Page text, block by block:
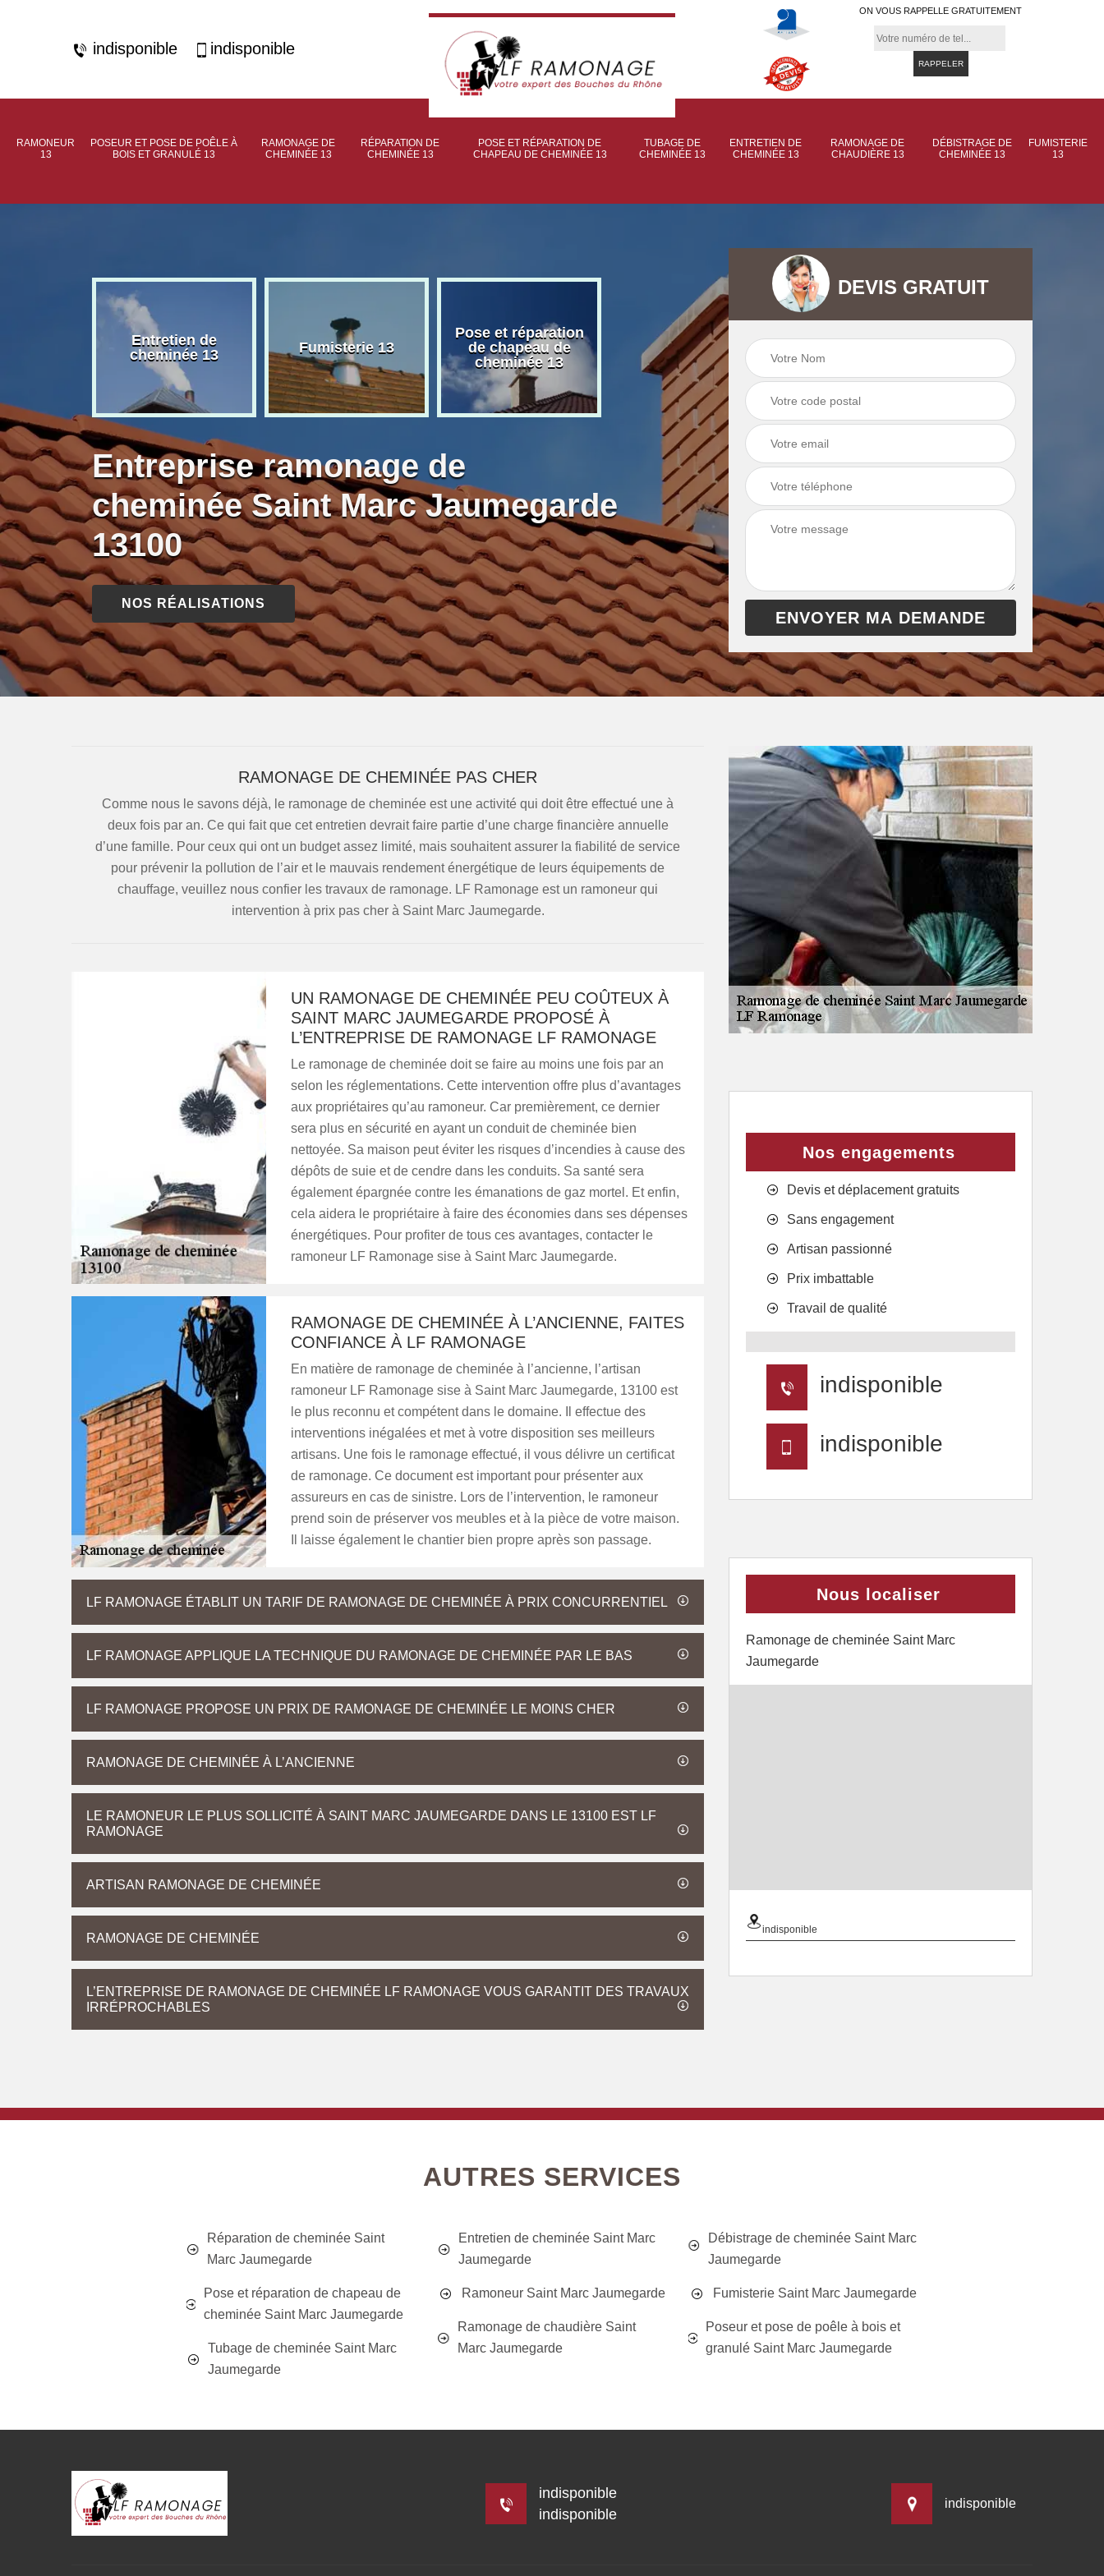
indisponible indisponible
ON VOUS RAPPELLE GRATUITEMENT
RAMONEUR
13
POSEUR ET POSE DE POÊLE À
BOIS ET GRANULÉ 13
RAMONAGE DE
CHEMINÉE 13
RÉPARATION DE
CHEMINÉE 13
POSE ET RÉPARATION DE
CHAPEAU DE CHEMINÉE 13
TUBAGE DE
CHEMINÉE 13
ENTRETIEN DE
CHEMINÉE 13
RAMONAGE DE
CHAUDIÈRE 13
DÉBISTRAGE DE
CHEMINÉE 13
FUMISTERIE
13
Entretien de
cheminée 13
Fumisterie 13
Pose et réparation
de chapeau de
cheminée 13
Poseur et pose de
poêle à bois et
granulé 13
Ramonage de
chaudière 13
Ramonage de
cheminée 13
Entreprise ramonage de
cheminée Saint Marc Jaumegarde
13100
NOS RÉALISATIONS
DEVIS GRATUIT
RAMONAGE DE CHEMINÉE PAS CHER
Comme nous le savons déjà, le ramonage de cheminée est une activité qui doit être effectué une à
deux fois par an. Ce qui fait que cet entretien devrait faire partie d’une charge financière annuelle
d’une famille. Pour ceux qui ont un budget assez limité, mais souhaitent assurer la fiabilité de service
pour prévenir la pollution de l’air et le mauvais rendement énergétique de leurs équipements de
chauffage, veuillez nous confier les travaux de ramonage. LF Ramonage est un ramoneur qui
intervention à prix pas cher à Saint Marc Jaumegarde.
UN RAMONAGE DE CHEMINÉE PEU COÛTEUX À
SAINT MARC JAUMEGARDE PROPOSÉ À
L’ENTREPRISE DE RAMONAGE LF RAMONAGE
Le ramonage de cheminée doit se faire au moins une fois par an
selon les réglementations. Cette intervention offre plus d’avantages
aux propriétaires qu’au ramoneur. Car premièrement, ce dernier
sera plus en sécurité en ayant un conduit de cheminée bien
nettoyée. Sa maison peut éviter les risques d’incendies à cause des
dépôts de suie et de cendre dans les conduits. Sa santé sera
également épargnée contre les émanations de gaz mortel. Et enfin,
cela aidera le propriétaire à faire des économies dans ses dépenses
énergétiques. Pour profiter de tous ces avantages, contacter le
ramoneur LF Ramonage sise à Saint Marc Jaumegarde.
RAMONAGE DE CHEMINÉE À L’ANCIENNE, FAITES
CONFIANCE À LF RAMONAGE
En matière de ramonage de cheminée à l’ancienne, l’artisan
ramoneur LF Ramonage sise à Saint Marc Jaumegarde, 13100 est
le plus reconnu et compétent dans le domaine. Il effectue des
interventions inégalées et met à votre disposition ses meilleurs
artisans. Une fois le ramonage effectué, il vous délivre un certificat
de ramonage. Ce document est important pour présenter aux
assureurs en cas de sinistre. Lors de l’intervention, le ramoneur
prend soin de préserver vos meubles et à la pièce de votre maison.
Il laisse également le chantier bien propre après son passage.
LF RAMONAGE ÉTABLIT UN TARIF DE RAMONAGE DE CHEMINÉE À PRIX CONCURRENTIEL
LF RAMONAGE APPLIQUE LA TECHNIQUE DU RAMONAGE DE CHEMINÉE PAR LE BAS
LF RAMONAGE PROPOSE UN PRIX DE RAMONAGE DE CHEMINÉE LE MOINS CHER
RAMONAGE DE CHEMINÉE À L’ANCIENNE
LE RAMONEUR LE PLUS SOLLICITÉ À SAINT MARC JAUMEGARDE DANS LE 13100 EST LF
RAMONAGE
ARTISAN RAMONAGE DE CHEMINÉE
RAMONAGE DE CHEMINÉE
L’ENTREPRISE DE RAMONAGE DE CHEMINÉE LF RAMONAGE VOUS GARANTIT DES TRAVAUX
IRRÉPROCHABLES
Nos engagements
Devis et déplacement gratuits
Sans engagement
Artisan passionné
Prix imbattable
Travail de qualité
indisponible
indisponible
Nous localiser
Ramonage de cheminée Saint Marc
Jaumegarde
indisponible
AUTRES SERVICES
Réparation de cheminée Saint
Marc Jaumegarde
Pose et réparation de chapeau de
cheminée Saint Marc Jaumegarde
Tubage de cheminée Saint Marc
Jaumegarde
Entretien de cheminée Saint Marc
Jaumegarde
Ramoneur Saint Marc Jaumegarde
Ramonage de chaudière Saint
Marc Jaumegarde
Débistrage de cheminée Saint Marc
Jaumegarde
Fumisterie Saint Marc Jaumegarde
Poseur et pose de poêle à bois et
granulé Saint Marc Jaumegarde
indisponible
indisponible
indisponible